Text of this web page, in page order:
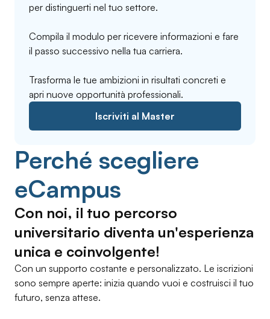
per distinguerti nel tuo settore.
Compila il modulo per ricevere informazioni e fare
il passo successivo nella tua carriera.
Trasforma le tue ambizioni in risultati concreti e
apri nuove opportunità professionali.
Iscriviti al Master
Perché scegliere
eCampus
Con noi, il tuo percorso
universitario diventa un'esperienza
unica e coinvolgente!
Con un supporto costante e personalizzato. Le iscrizioni
sono sempre aperte: inizia quando vuoi e costruisci il tuo
futuro, senza attese.